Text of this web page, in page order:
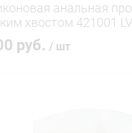
анальная
хвостом 421001 LV
руб. / шт